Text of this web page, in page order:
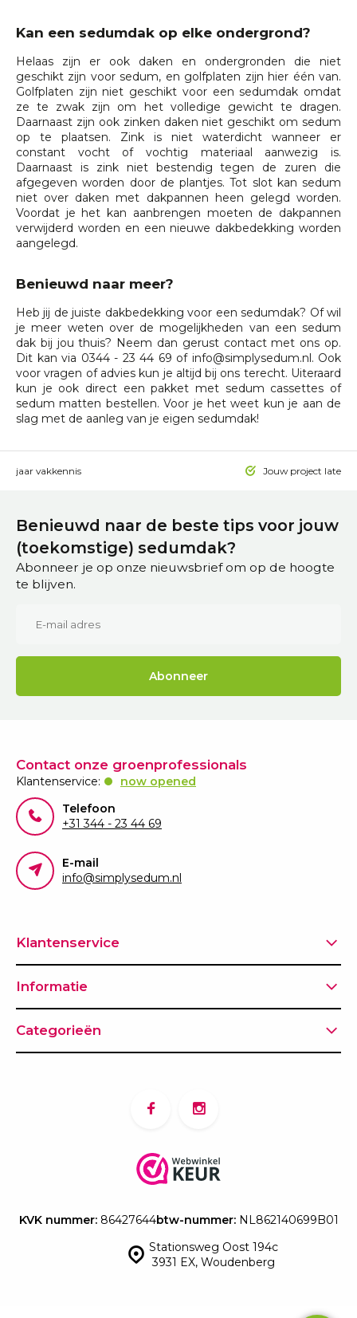
Kan een sedumdak op elke ondergrond?
Helaas zijn er ook daken en ondergronden die niet
geschikt zijn voor sedum, en golfplaten zijn hier één van.
Golfplaten zijn niet geschikt voor een sedumdak omdat
ze te zwak zijn om het volledige gewicht te dragen.
Daarnaast zijn ook zinken daken niet geschikt om sedum
op te plaatsen. Zink is niet waterdicht wanneer er
constant vocht of vochtig materiaal aanwezig is.
Daarnaast is zink niet bestendig tegen de zuren die
afgegeven worden door de plantjes. Tot slot kan sedum
niet over daken met dakpannen heen gelegd worden.
Voordat je het kan aanbrengen moeten de dakpannen
verwijderd worden en een nieuwe dakbedekking worden
aangelegd.
Benieuwd naar meer?
Heb jij de juiste dakbedekking voor een sedumdak? Of wil
je meer weten over de mogelijkheden van een sedum
dak bij jou thuis? Neem dan gerust contact met ons op.
Dit kan via 0344 - 23 44 69 of info@simplysedum.nl. Ook
voor vragen of advies kun je altijd bij ons terecht. Uiteraard
kun je ook direct een pakket met sedum cassettes of
sedum matten bestellen. Voor je het weet kun je aan de
slag met de aanleg van je eigen sedumdak!
15 jaar vakkennis Jouw project laten
Benieuwd naar de beste tips voor jouw
(toekomstige) sedumdak?
Abonneer je op onze nieuwsbrief om op de hoogte
te blijven.
Abonneer
Contact onze groenprofessionals
Klantenservice:
now opened
Telefoon
+31 344 - 23 44 69
E-mail
info@simplysedum.nl
Klantenservice
Informatie
Categorieën
Stationsweg Oost 194c
3931 EX, Woudenberg
KVK nummer:86427644btw-nummer:NL862140699B01